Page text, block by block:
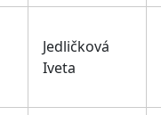
Jedličková
Iveta